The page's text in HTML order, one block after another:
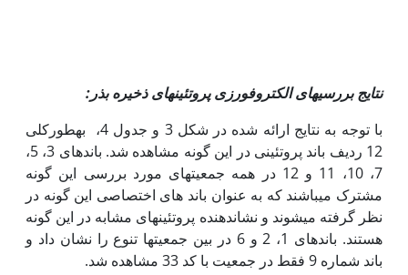
نتایج بررسی­های الکتروفورزی پروتئین­های ذخیره بذر:
با توجه به نتایج ارائه شده در شکل 3 و جدول 4، به­طور­کلی
12 ردیف باند پروتئینی در این گونه مشاهده شد. باند­های 3، 5،
7، 10، 11 و 12 در همه جمعیت
های مورد بررسی این گونه
مشترک می­باشند که به عنوان باند های اختصاصی این گونه در
نظر گرفته می­شوند و نشان­دهنده پروتئین­های مشابه در این گونه
هستند. باندهای 1، 2 و 6 در بین جمعیت­ها تنوع را نشان داد و
باند شماره 9 فقط در جمعیت با کد 33 مشاهده شد.